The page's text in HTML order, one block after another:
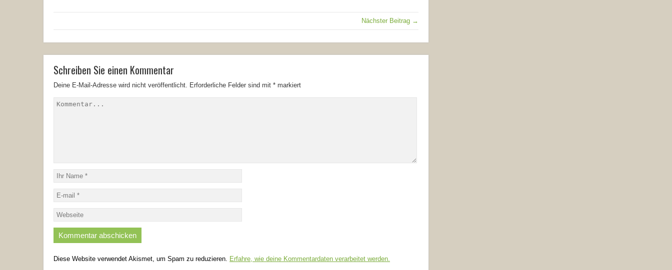
Nächster Beitrag →
Schreiben Sie einen Kommentar
Deine E-Mail-Adresse wird nicht veröffentlicht. Erforderliche Felder sind mit * markiert
Diese Website verwendet Akismet, um Spam zu reduzieren. Erfahre, wie deine Kommentardaten verarbeitet werden.